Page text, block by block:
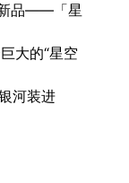
品——「星
大的“星空
河装进